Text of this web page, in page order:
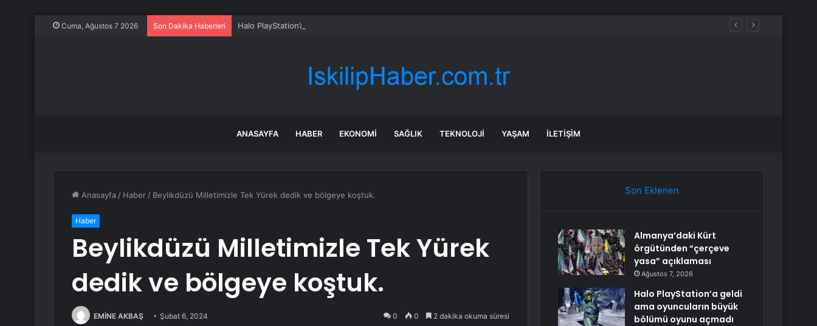
Cuma, Ağustos 7 2026 Son Dakika Haberleri Halo PlayStation’a geldi ama oyuncuların büyük bölümü oyunu açmadı
ANASAYFA HABER EKONOMI SAĞLIK TEKNOLOJI YAŞAM İLETIŞIM
Anasayfa / Haber / Beylikdüzü Milletimizle Tek Yürek dedik ve bölgeye koştuk.
Haber
Beylikdüzü Milletimizle Tek Yürek
dedik ve bölgeye koştuk.
EMİNE AKBAŞ Şubat 6, 2024 0 0 2 dakika okuma süresi
Son Eklenen
Almanya’daki Kürt
örgütünden “çerçeve
yasa” açıklaması
Ağustos 7, 2026
Halo PlayStation’a geldi
ama oyuncuların büyük
bölümü oyunu açmadı